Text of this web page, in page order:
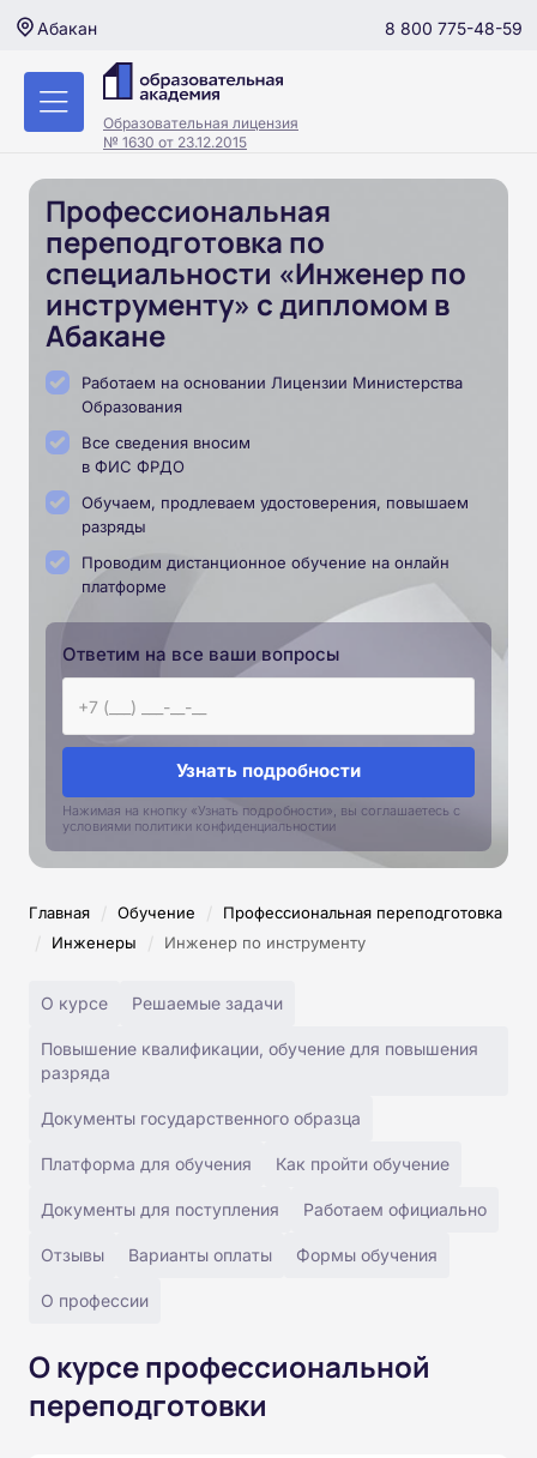
Абакан 8 800 775-48-59
Образовательная лицензия
№ 1630 от 23.12.2015
Профессиональная
переподготовка по
специальности «Инженер по
инструменту» с дипломом в
Абакане
Работаем на основании Лицензии Министерства
Образования
Все сведения вносим
в ФИС ФРДО
Обучаем, продлеваем удостоверения, повышаем
разряды
Проводим дистанционное обучение на онлайн
платформе
Ответим на все ваши вопросы
Узнать подробности
Нажимая на кнопку «Узнать подробности», вы соглашаетесь с
условиями политики конфиденциальностии
Главная / Обучение / Профессиональная переподготовка
/ Инженеры / Инженер по инструменту
О курсе Решаемые задачи
Повышение квалификации, обучение для повышения
разряда
Документы государственного образца
Платформа для обучения Как пройти обучение
Документы для поступления Работаем официально
Отзывы Варианты оплаты Формы обучения
О профессии
О курсе профессиональной
переподготовки